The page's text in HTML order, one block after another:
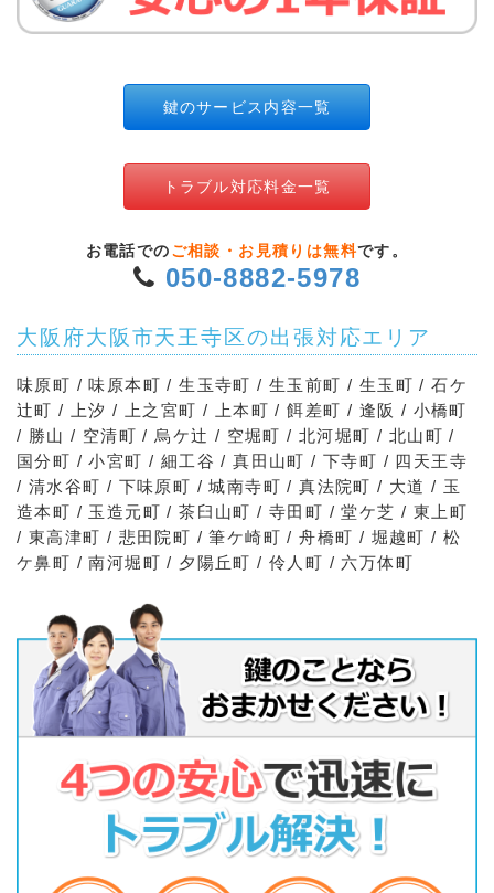
鍵のサービス内容一覧
トラブル対応料金一覧
お電話での ご相談・お見積りは無料です。
050-8882-5978
大阪府大阪市天王寺区の出張対応エリア
味原町 / 味原本町 / 生玉寺町 / 生玉前町 / 生玉町 / 石ケ
辻町 / 上汐 / 上之宮町 / 上本町 / 餌差町 / 逢阪 / 小橋町
/ 勝山 / 空清町 / 烏ケ辻 / 空堀町 / 北河堀町 / 北山町 /
国分町 / 小宮町 / 細工谷 / 真田山町 / 下寺町 / 四天王寺
/ 清水谷町 / 下味原町 / 城南寺町 / 真法院町 / 大道 / 玉
造本町 / 玉造元町 / 茶臼山町 / 寺田町 / 堂ケ芝 / 東上町
/ 東高津町 / 悲田院町 / 筆ケ崎町 / 舟橋町 / 堀越町 / 松
ケ鼻町 / 南河堀町 / 夕陽丘町 / 伶人町 / 六万体町